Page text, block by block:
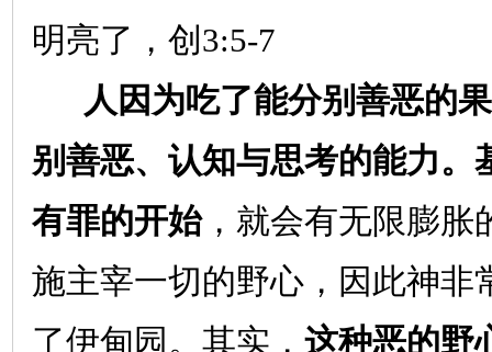
明亮了，创 3:5-7
人因为吃了能分别善恶的
别善恶、认知与思考的能力。
有罪的开始，就会有无限膨胀
施主宰一切的野心，因此神非
了伊甸园。其实， 这种恶的野